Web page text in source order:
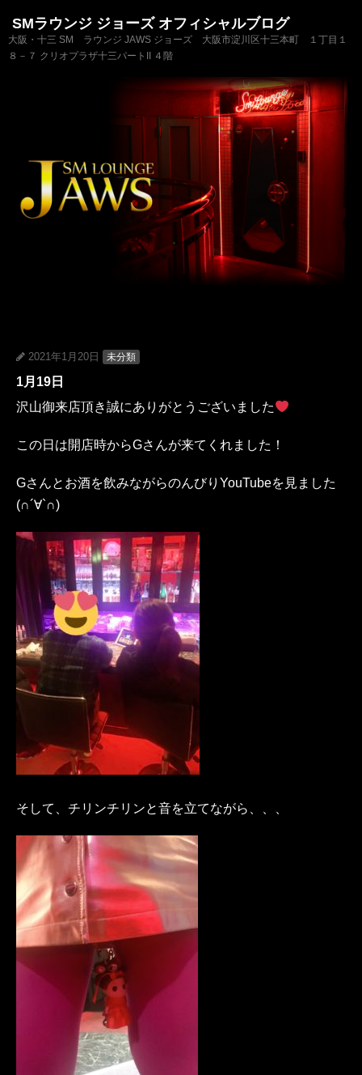
SMラウンジ ジョーズ オフィシャルブログ
大阪・十三 SM ラウンジ JAWS ジョーズ 大阪市淀川区十三本町 １丁目１
８－７ クリオプラザ十三パートII ４階
2021年1月20日 未分類
1月19日
沢山御来店頂き誠にありがとうございました
この日は開店時からGさんが来てくれました！
Gさんとお酒を飲みながらのんびりYouTubeを見ました
(∩´∀`∩)
そして、チリンチリンと音を立てながら、、、